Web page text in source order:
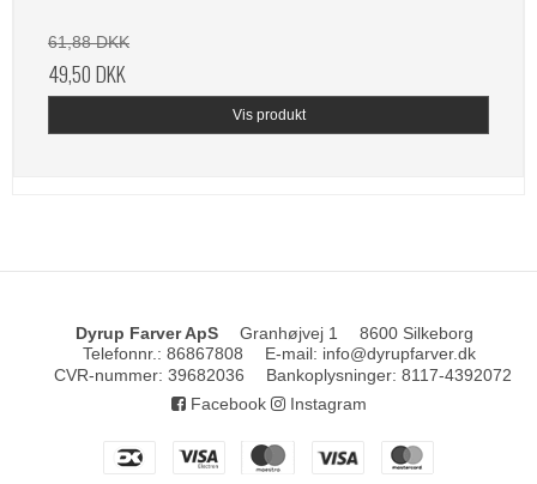
61,88 DKK
49,50 DKK
Vis produkt
Dyrup Farver ApS Granhøjvej 1
8600 Silkeborg
Telefonnr.: 86867808 E-mail: info@dyrupfarver.dk
CVR-nummer: 39682036 Bankoplysninger: 8117-4392072
Facebook
Instagram